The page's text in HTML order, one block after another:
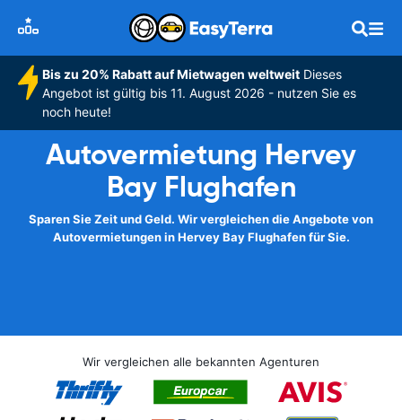
Bis zu 20% Rabatt auf Mietwagen weltweitDieses
Angebot ist gültig bis 11. August 2026 - nutzen Sie es
noch heute!
Autovermietung Hervey
Bay Flughafen
Sparen Sie Zeit und Geld. Wir vergleichen die Angebote von
Autovermietungen in Hervey Bay Flughafen für Sie.
Wir vergleichen alle bekannten Agenturen